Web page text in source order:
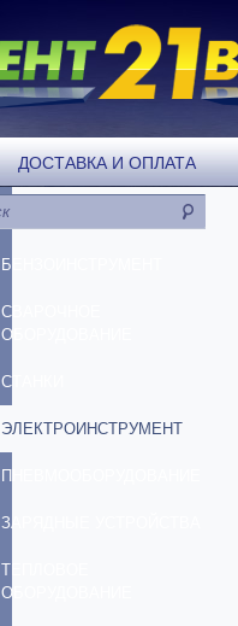
ДОСТАВКА И ОПЛАТА
БЕНЗОИНСТРУМЕНТ
СВАРОЧНОЕ
ОБОРУДОВАНИЕ
СТАНКИ
ЭЛЕКТРОИНСТРУМЕНТ
ПНЕВМООБОРУДОВАНИЕ
ЗАРЯДНЫЕ УСТРОЙСТВА
ТЕПЛОВОЕ
ОБОРУДОВАНИЕ